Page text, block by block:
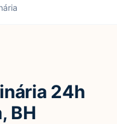
24h
BH